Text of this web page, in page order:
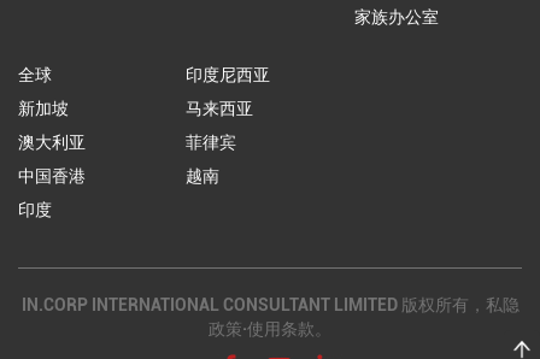
家族办公室
全球
新加坡
澳大利亚
中国香港
印度
印度尼西亚
马来西亚
菲律宾
越南
IN.CORP INTERNATIONAL CONSULTANT LIMITED 版权所有，私隐
政策·使用条款。